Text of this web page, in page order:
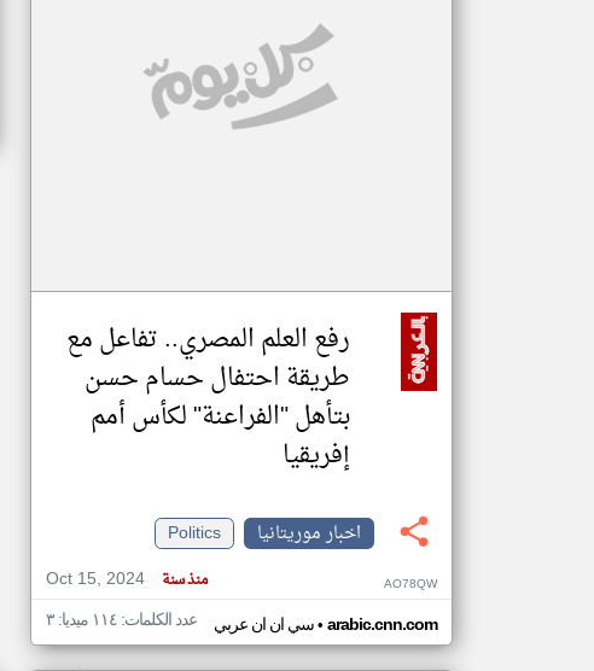
رفع العلم المصري.. تفاعل مع
طريقة احتفال حسام حسن
بتأهل "الفراعنة" لكأس أمم
إفريقيا
اخبار موريتانيا
Politics
Oct 15, 2024
منذ سنة AO78QW
سي ان ان عربي• arabic.cnn.com عدد الكلمات: ١١٤ ميديا: ٣